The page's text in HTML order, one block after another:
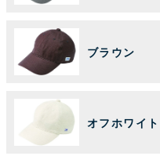
ブラウン
オフホワイト